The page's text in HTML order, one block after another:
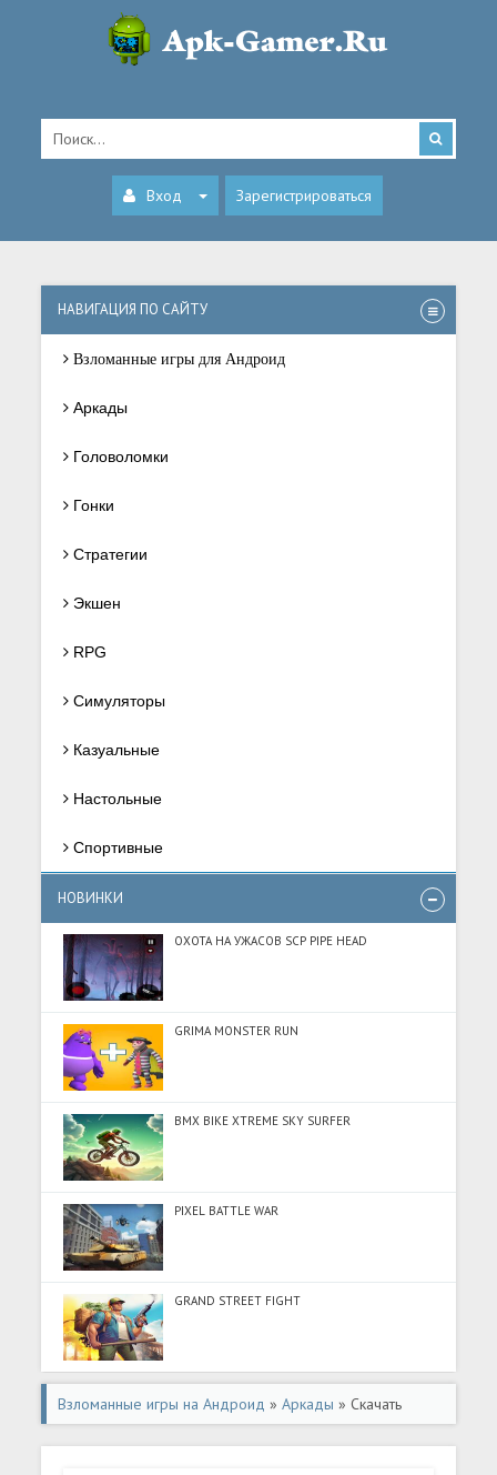
Вход Зарегистрироваться
НАВИГАЦИЯ ПО САЙТУ
Взломанные игры для Андроид
Аркады
Головоломки
Гонки
Стратегии
Экшен
RPG
Симуляторы
Казуальные
Настольные
Спортивные
НОВИНКИ
ОХОТА НА УЖАСОВ SCP PIPE HEAD
GRIMA MONSTER RUN
BMX BIKE XTREME SKY SURFER
PIXEL BATTLE WAR
GRAND STREET FIGHT
Взломанные игры на Андроид »Аркады » Скачать
Fancade (Много монет) на Андроид